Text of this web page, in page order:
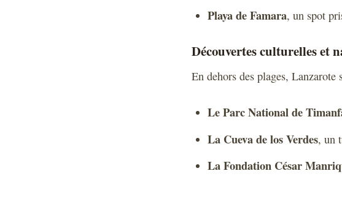
Playa de Famara, un spot
Découvertes culturelles et
En dehors des plages,
Le Parc National de
La Cueva de los Verdes, un
La Fondation César